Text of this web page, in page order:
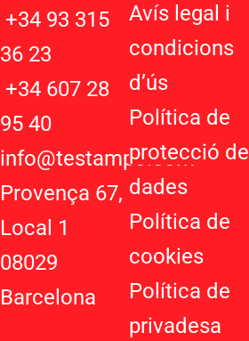
+34 93 315
36 23
+34 607 28
95 40
info@testampo.com
Provença 67,
Local 1
08029
Barcelona
Avís legal i
condicions
d’ús
Política de
protecció de
dades
Política de
cookies
Política de
privadesa